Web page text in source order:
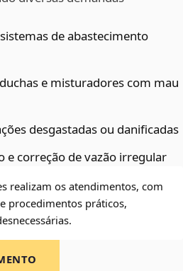
de abastecimento
e misturadores com mau
desgastadas ou danificadas
e correção de vazão irregular
realizam os atendimentos, com
procedimentos práticos,